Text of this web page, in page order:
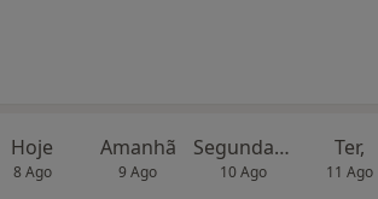
Hoje
8 Ago
Amanhã
9 Ago
Segunda-feira
10 Ago
Ter,
11 Ago